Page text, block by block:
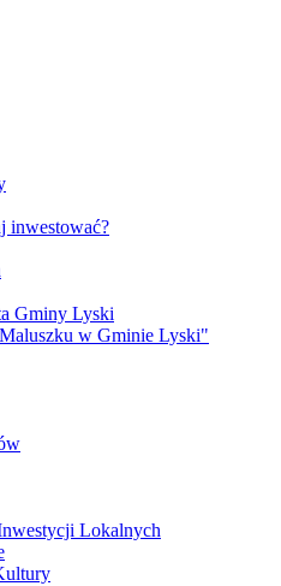
inwestować?
Gminy Lyski
w Gminie Lyski"
Lokalnych